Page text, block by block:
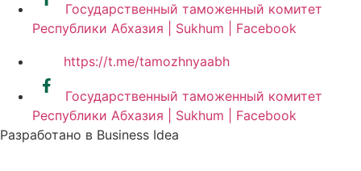
Государственный таможенный комитет
Республики Абхазия | Sukhum | Facebook
https://t.me/tamozhnyaabh
Государственный таможенный комитет
Республики Абхазия | Sukhum | Facebook
Разработано в Business Idea